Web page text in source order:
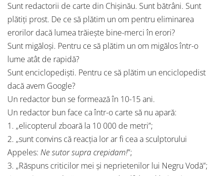
Sunt redactorii de carte din Chișinău. Sunt bătrâni. Sunt
plătiți prost. De ce să plătim un om pentru eliminarea
erorilor dacă lumea trăiește bine-merci în erori?
Sunt migăloși. Pentru ce să plătim un om migălos într-o
lume atât de rapidă?
Sunt enciclopediști. Pentru ce să plătim un enciclopedist
dacă avem Google?
Un redactor bun se formează în 10-15 ani.
Un redactor bun face ca într-o carte să nu apară:
1. „elicopterul zboară la 10 000 de metri”;
2. „sunt convins că reacția lor ar fi cea a sculptorului
Appeles: Ne sutor supra crepidam!”;
3. „Răspuns criticilor mei și neprietenilor lui Negru Vodă”;